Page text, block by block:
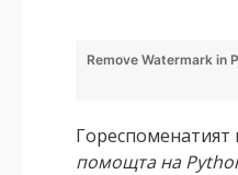
Remove Watermark in
помощта на